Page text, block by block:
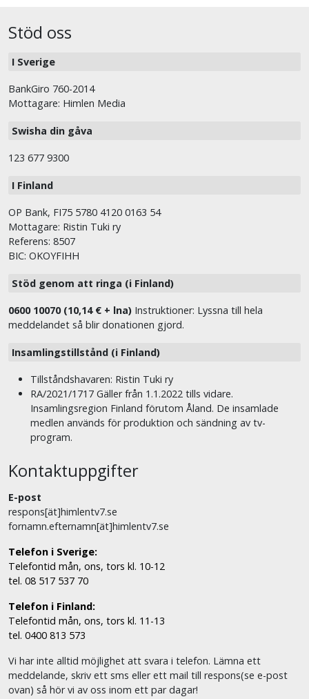
Stöd oss
I Sverige
BankGiro 760-2014
Mottagare: Himlen Media
Swisha din gåva
123 677 9300
I Finland
OP Bank, FI75 5780 4120 0163 54
Mottagare: Ristin Tuki ry
Referens: 8507
BIC: OKOYFIHH
Stöd genom att ringa (i Finland)
0600 10070 (10,14 € + lna) Instruktioner: Lyssna till hela
meddelandet så blir donationen gjord.
Insamlingstillstånd (i Finland)
Tillståndshavaren: Ristin Tuki ry
RA/2021/1717 Gäller från 1.1.2022 tills vidare.
Insamlingsregion Finland förutom Åland. De insamlade
medlen används för produktion och sändning av tv-
program.
Kontaktuppgifter
E-post
respons[ät]himlentv7.se
fornamn.efternamn[ät]himlentv7.se
Telefon i Sverige:
Telefontid mån, ons, tors kl. 10-12
tel. 08 517 537 70
Telefon i Finland:
Telefontid mån, ons, tors kl. 11-13
tel. 0400 813 573
Vi har inte alltid möjlighet att svara i telefon. Lämna ett
meddelande, skriv ett sms eller ett mail till respons(se e-post
ovan) så hör vi av oss inom ett par dagar!